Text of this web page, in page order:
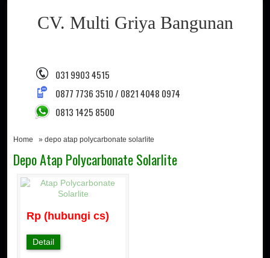
CV. Multi Griya Bangunan
031 9903 4515
0877 7736 3510 / 0821 4048 0974
0813 1425 8500
Home » depo atap polycarbonate solarlite
Depo Atap Polycarbonate Solarlite
Rp (hubungi cs)
Detail